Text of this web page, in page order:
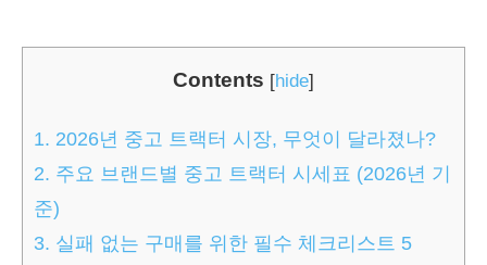
Contents [hide]
1. 2026년 중고 트랙터 시장, 무엇이 달라졌나?
2. 주요 브랜드별 중고 트랙터 시세표 (2026년 기
준)
3. 실패 없는 구매를 위한 필수 체크리스트 5